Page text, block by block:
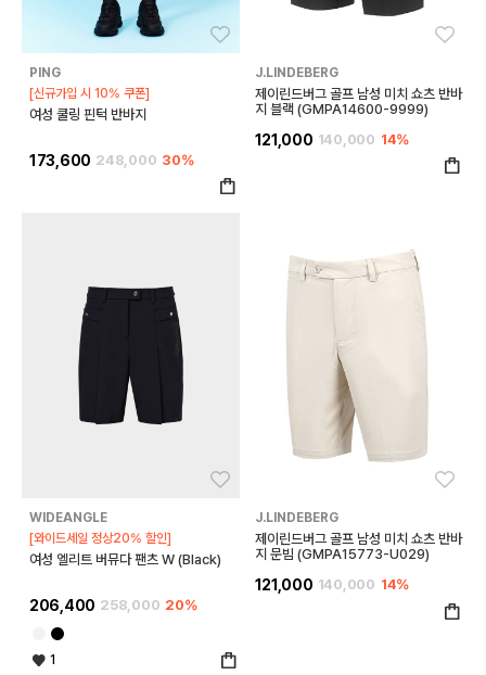
PING
[신규가입 시 10% 쿠폰]
여성 쿨링 핀턱 반바지
173,600 248,000 30%
J.LINDEBERG
제이린드버그 골프 남성 미치 쇼츠 반바
지 블랙 (GMPA14600-9999)
121,000 140,000 14%
WIDEANGLE
[와이드세일 정상20% 할인]
여성 엘리트 버뮤다 팬츠 W (Black)
206,400 258,000 20%
1
J.LINDEBERG
제이린드버그 골프 남성 미치 쇼츠 반바
지 문빔 (GMPA15773-U029)
121,000 140,000 14%